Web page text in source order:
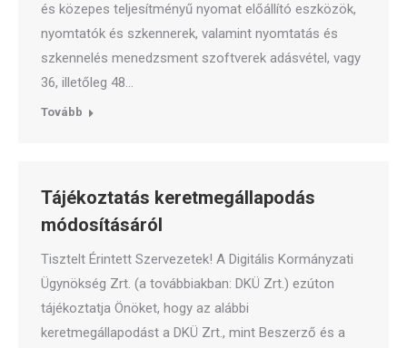
és közepes teljesítményű nyomat előállító eszközök,
nyomtatók és szkennerek, valamint nyomtatás és
szkennelés menedzsment szoftverek adásvétel, vagy
36, illetőleg 48…
Tovább
Tájékoztatás keretmegállapodás
módosításáról
Tisztelt Érintett Szervezetek! A Digitális Kormányzati
Ügynökség Zrt. (a továbbiakban: DKÜ Zrt.) ezúton
tájékoztatja Önöket, hogy az alábbi
keretmegállapodást a DKÜ Zrt., mint Beszerző és a